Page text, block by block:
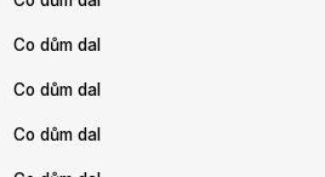
Co dům dal
Co dům dal
Co dům dal